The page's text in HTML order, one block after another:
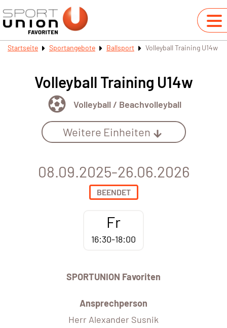
Startseite Sportangebote Ballsport Volleyball Training U14w
Volleyball Training U14w
Volleyball / Beachvolleyball
Weitere Einheiten
08.09.2025-26.06.2026
BEENDET
Fr
16:30-18:00
SPORTUNION Favoriten
Ansprechperson
Herr Alexander Susnik